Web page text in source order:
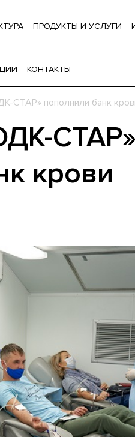
ПРОДУКТЫ И УСЛУГИ
КОНТАКТЫ
СТАР» пополнили банк
СТАР»
крови